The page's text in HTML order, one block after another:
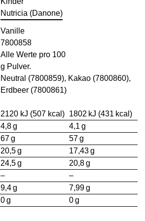
Nutricia (Danone)
Vanille
7800858
Alle Werte pro 100
g Pulver.
Neutral (7800859), Kakao (7800860),
Erdbeer (7800861)
2120 kJ (507 kcal) 1802 kJ (431 kcal)
4,8 g
4,1 g
67 g
57 g
20,5 g
17,43 g
24,5 g
20,8 g
–
–
9,4 g
7,99 g
0 g 0 g